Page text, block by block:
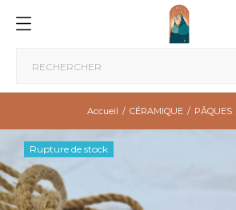
Accueil CÉRAMIQUE PÂQUES
Rupture de stock